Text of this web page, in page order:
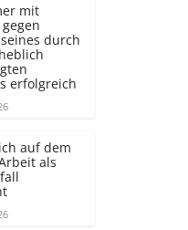
mit
durch
erfolgreich
auf dem
als